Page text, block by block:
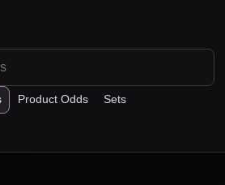
Product Odds Sets